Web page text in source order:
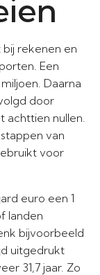
rekenen en
Een
Daarna
door
achttien nullen.
van
voor
euro een 1
landen
bijvoorbeeld
uitgedrukt
31,7 jaar. Zo